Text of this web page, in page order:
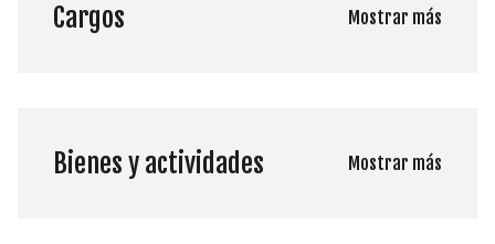
Cargos Mostrar más
Bienes y actividades Mostrar más